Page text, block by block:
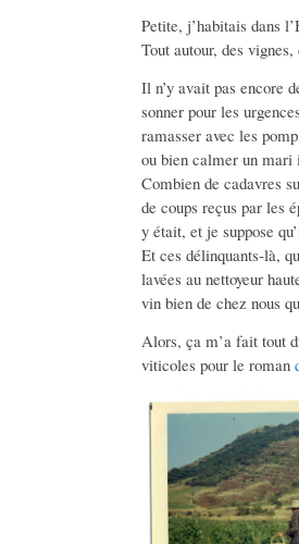
Petite, j’habitais dans
Tout autour, des
Il n’y avait pas encore
sonner pour les
ramasser avec les
ou bien calmer un mari
Combien de cadavres
de coups reçus par les
y était, et je suppose
Et ces délinquants-là,
lavées au nettoyeur
vin bien de chez nous
Alors, ça m’a fait tout
viticoles pour le roman